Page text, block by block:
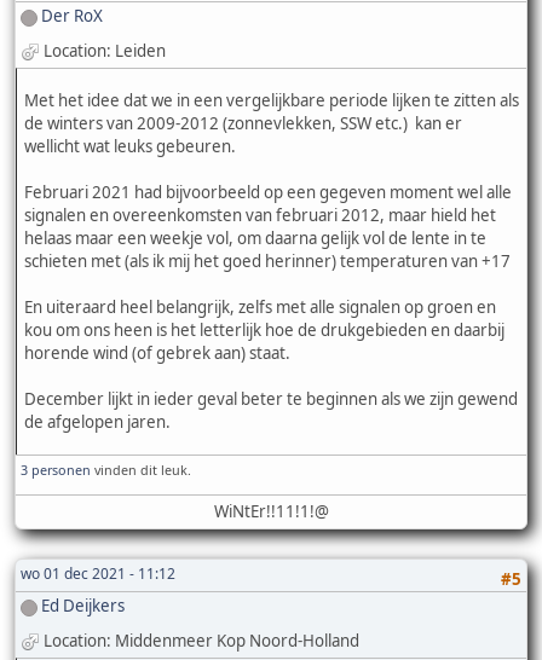
Der RoX
Location: Leiden
Met het idee dat we in een vergelijkbare periode lijken te zitten als
de winters van 2009-2012 (zonnevlekken, SSW etc.) kan er
wellicht wat leuks gebeuren.
Februari 2021 had bijvoorbeeld op een gegeven moment wel alle
signalen en overeenkomsten van februari 2012, maar hield het
helaas maar een weekje vol, om daarna gelijk vol de lente in te
schieten met (als ik mij het goed herinner) temperaturen van +17
En uiteraard heel belangrijk, zelfs met alle signalen op groen en
kou om ons heen is het letterlijk hoe de drukgebieden en daarbij
horende wind (of gebrek aan) staat.
December lijkt in ieder geval beter te beginnen als we zijn gewend
de afgelopen jaren.
3 personen vinden dit leuk.
WiNtEr!!11!1!@
wo 01 dec 2021 - 11:12
#5
Ed Deijkers
Location: Middenmeer Kop Noord-Holland